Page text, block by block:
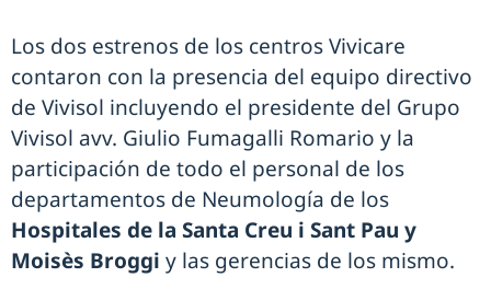
Los dos estrenos de los centros Vivicare
contaron con la presencia del equipo directivo
de Vivisol incluyendo el presidente del Grupo
Vivisol avv. Giulio Fumagalli Romario y la
participación de todo el personal de los
departamentos de Neumología de los
Hospitales de la Santa Creu i Sant Pau y
Moisès Broggi y las gerencias de los mismo.